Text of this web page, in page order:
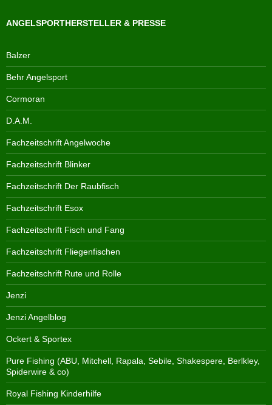
ANGELSPORTHERSTELLER & PRESSE
Balzer
Behr Angelsport
Cormoran
D.A.M.
Fachzeitschrift Angelwoche
Fachzeitschrift Blinker
Fachzeitschrift Der Raubfisch
Fachzeitschrift Esox
Fachzeitschrift Fisch und Fang
Fachzeitschrift Fliegenfischen
Fachzeitschrift Rute und Rolle
Jenzi
Jenzi Angelblog
Ockert & Sportex
Pure Fishing (ABU, Mitchell, Rapala, Sebile, Shakespere, Berlkley,
Spiderwire & co)
Royal Fishing Kinderhilfe